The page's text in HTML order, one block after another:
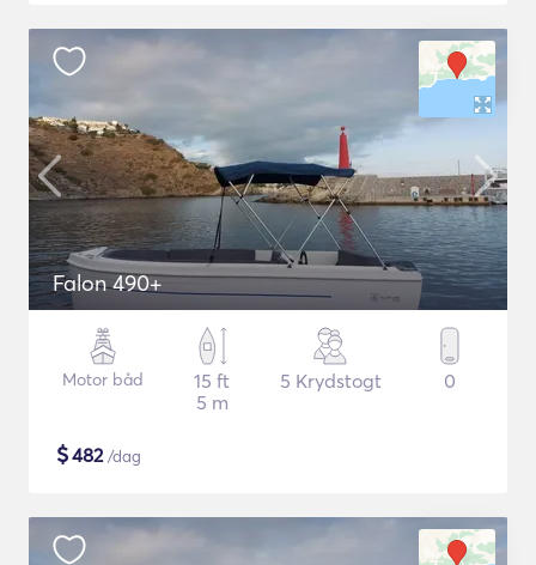
Falon 490+
Motor båd
15 ft
5 m
5 Krydstogt 0
$482/dag